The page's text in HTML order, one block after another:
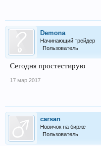
Demona
Начинающий трейдер
Пользователь
Сегодня простестирую
17 мар 2017
carsan
Новичок на бирже
Пользователь